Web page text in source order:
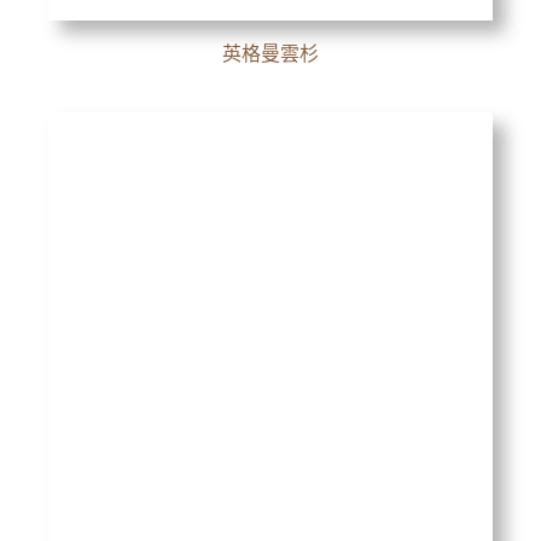
英格曼雲杉